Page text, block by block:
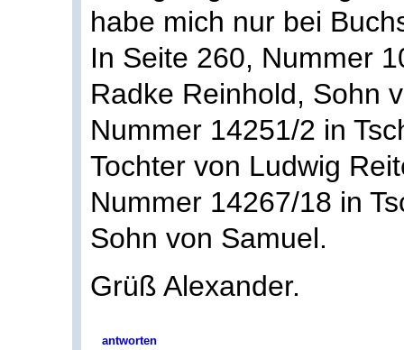
habe mich nur bei
In Seite 260, Nummer
Radke Reinhold, Sohn
Nummer 14251/2 in
Tochter von Ludwig
Nummer 14267/18 in
Sohn von Samuel.
Grüß Alexander.
antworten